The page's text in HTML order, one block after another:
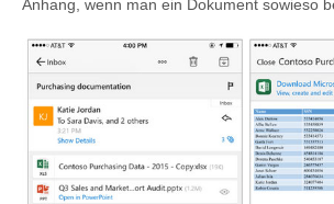
Anhang, wenn man ein Dokument sowieso